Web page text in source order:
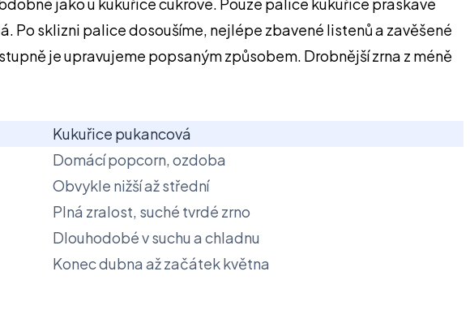
Po sklizni palice dosoušíme, nejlépe zbavené listenů a zavěšené
je upravujeme popsaným způsobem. Drobnější zrna z méně
Kukuřice pukancová
Domácí popcorn, ozdoba
Obvykle nižší až střední
Plná zralost, suché tvrdé zrno
Dlouhodobé v suchu a chladnu
Konec dubna až začátek května